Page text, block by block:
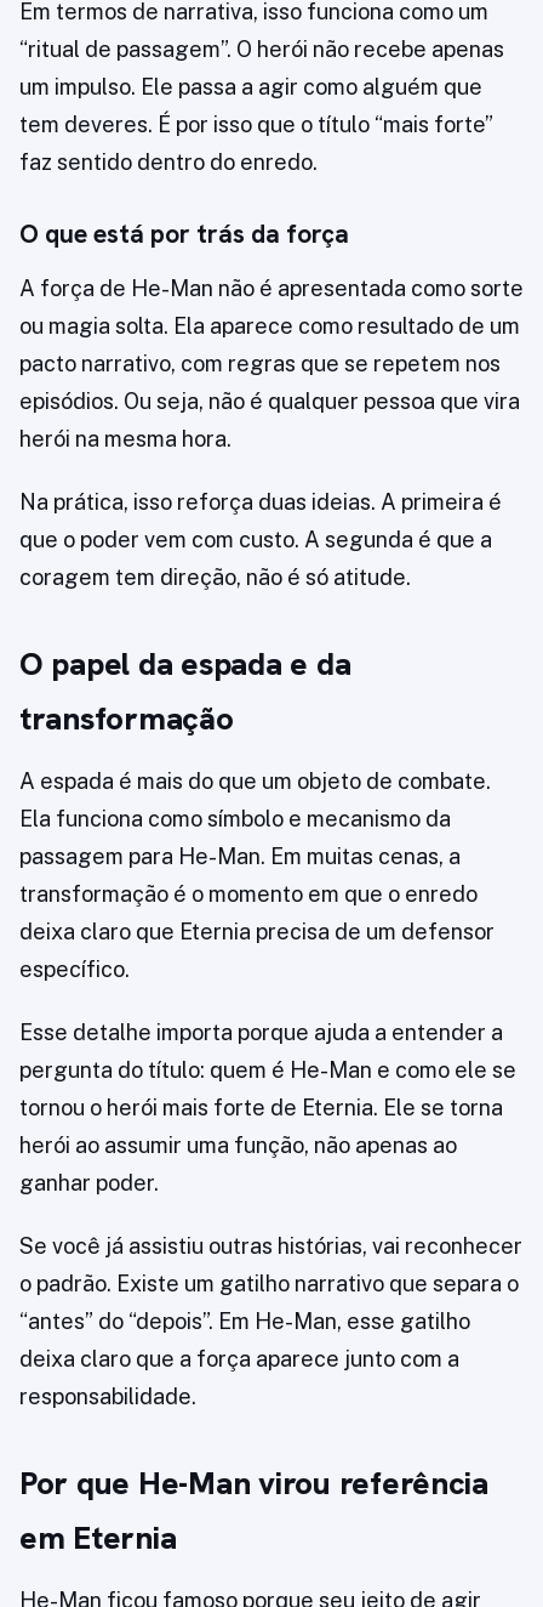
Em termos de narrativa, isso funciona como um
“ritual de passagem”. O herói não recebe apenas
um impulso. Ele passa a agir como alguém que
tem deveres. É por isso que o título “mais forte”
faz sentido dentro do enredo.
O que está por trás da força
A força de He-Man não é apresentada como sorte
ou magia solta. Ela aparece como resultado de um
pacto narrativo, com regras que se repetem nos
episódios. Ou seja, não é qualquer pessoa que vira
herói na mesma hora.
Na prática, isso reforça duas ideias. A primeira é
que o poder vem com custo. A segunda é que a
coragem tem direção, não é só atitude.
O papel da espada e da
transformação
A espada é mais do que um objeto de combate.
Ela funciona como símbolo e mecanismo da
passagem para He-Man. Em muitas cenas, a
transformação é o momento em que o enredo
deixa claro que Eternia precisa de um defensor
específico.
Esse detalhe importa porque ajuda a entender a
pergunta do título: quem é He-Man e como ele se
tornou o herói mais forte de Eternia. Ele se torna
herói ao assumir uma função, não apenas ao
ganhar poder.
Se você já assistiu outras histórias, vai reconhecer
o padrão. Existe um gatilho narrativo que separa o
“antes” do “depois”. Em He-Man, esse gatilho
deixa claro que a força aparece junto com a
responsabilidade.
Por que He-Man virou referência
em Eternia
He-Man ficou famoso porque seu jeito de agir